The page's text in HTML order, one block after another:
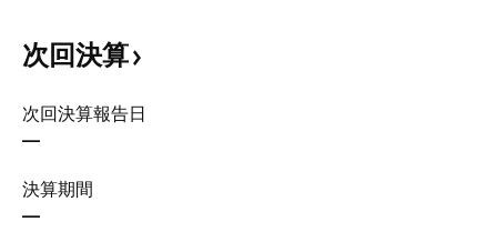
次回決算
次回決算報告日
—
決算期間
—